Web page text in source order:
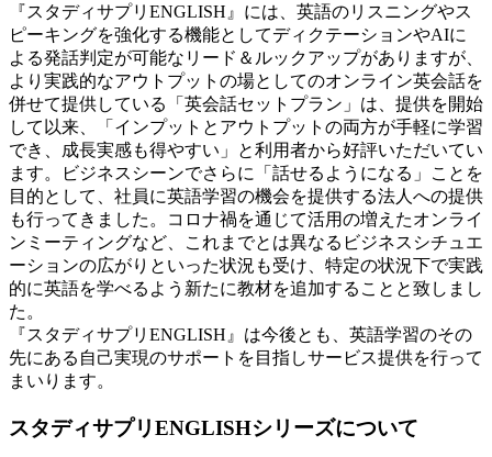
『スタディサプリENGLISH』には、英語のリスニングやス
ピーキングを強化する機能としてディクテーションやAIに
よる発話判定が可能なリード＆ルックアップがありますが、
より実践的なアウトプットの場としてのオンライン英会話を
併せて提供している「英会話セットプラン」は、提供を開始
して以来、「インプットとアウトプットの両方が手軽に学習
でき、成長実感も得やすい」と利用者から好評いただいてい
ます。ビジネスシーンでさらに「話せるようになる」ことを
目的として、社員に英語学習の機会を提供する法人への提供
も行ってきました。コロナ禍を通じて活用の増えたオンライ
ンミーティングなど、これまでとは異なるビジネスシチュエ
ーションの広がりといった状況も受け、特定の状況下で実践
的に英語を学べるよう新たに教材を追加することと致しまし
た。
『スタディサプリENGLISH』は今後とも、英語学習のその
先にある自己実現のサポートを目指しサービス提供を行って
まいります。
スタディサプリENGLISHシリーズについて